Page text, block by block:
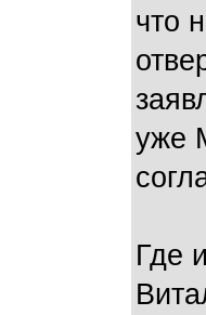
что
уже
Где